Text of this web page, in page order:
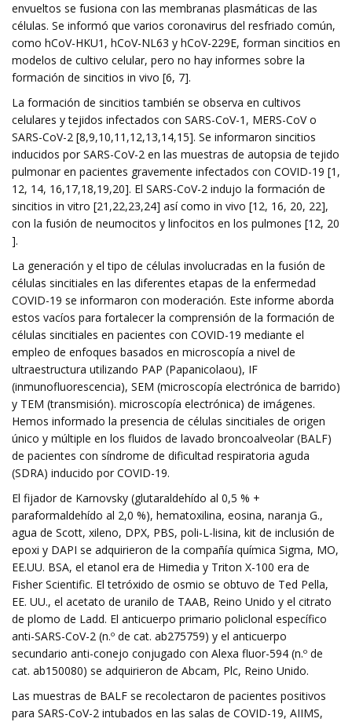
envueltos se fusiona con las membranas plasmáticas de las
células. Se informó que varios coronavirus del resfriado común,
como hCoV-HKU1, hCoV-NL63 y hCoV-229E, forman sincitios en
modelos de cultivo celular, pero no hay informes sobre la
formación de sincitios in vivo [6, 7].
La formación de sincitios también se observa en cultivos
celulares y tejidos infectados con SARS-CoV-1, MERS-CoV o
SARS-CoV-2 [8,9,10,11,12,13,14,15]. Se informaron sincitios
inducidos por SARS-CoV-2 en las muestras de autopsia de tejido
pulmonar en pacientes gravemente infectados con COVID-19 [1,
12, 14, 16,17,18,19,20]. El SARS-CoV-2 indujo la formación de
sincitios in vitro [21,22,23,24] así como in vivo [12, 16, 20, 22],
con la fusión de neumocitos y linfocitos en los pulmones [12, 20
].
La generación y el tipo de células involucradas en la fusión de
células sincitiales en las diferentes etapas de la enfermedad
COVID-19 se informaron con moderación. Este informe aborda
estos vacíos para fortalecer la comprensión de la formación de
células sincitiales en pacientes con COVID-19 mediante el
empleo de enfoques basados ​​en microscopía a nivel de
ultraestructura utilizando PAP (Papanicolaou), IF
(inmunofluorescencia), SEM (microscopía electrónica de barrido)
y TEM (transmisión). microscopía electrónica) de imágenes.
Hemos informado la presencia de células sincitiales de origen
único y múltiple en los fluidos de lavado broncoalveolar (BALF)
de pacientes con síndrome de dificultad respiratoria aguda
(SDRA) inducido por COVID-19.
El fijador de Karnovsky (glutaraldehído al 0,5 % +
paraformaldehído al 2,0 %), hematoxilina, eosina, naranja G.,
agua de Scott, xileno, DPX, PBS, poli-L-lisina, kit de inclusión de
epoxi y DAPI se adquirieron de la compañía química Sigma, MO,
EE.UU. BSA, el etanol era de Himedia y Triton X-100 era de
Fisher Scientific. El tetróxido de osmio se obtuvo de Ted Pella,
EE. UU., el acetato de uranilo de TAAB, Reino Unido y el citrato
de plomo de Ladd. El anticuerpo primario policlonal específico
anti-SARS-CoV-2 (n.º de cat. ab275759) y el anticuerpo
secundario anti-conejo conjugado con Alexa fluor-594 (n.º de
cat. ab150080) se adquirieron de Abcam, Plc, Reino Unido.
Las muestras de BALF se recolectaron de pacientes positivos
para SARS-CoV-2 intubados en las salas de COVID-19, AIIMS,